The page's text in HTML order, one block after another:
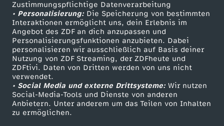
Zustimmungspflichtige Datenverarbeitung
• Personalisierung:Die Speicherung von bestimmten
Interaktionen ermöglicht uns, dein Erlebnis im
Angebot des ZDF an dich anzupassen und
Personalisierungsfunktionen anzubieten. Dabei
personalisieren wir ausschließlich auf Basis deiner
Nutzung von ZDF Streaming, der ZDFheute und
ZDFtivi. Daten von Dritten werden von uns nicht
verwendet.
• Social Media und externe Drittsysteme:Wir nutzen
Social-Media-Tools und Dienste von anderen
Anbietern. Unter anderem um das Teilen von Inhalten
zu ermöglichen.
Linsen-Bowl mit gebackener Rote Bete
Herunterladen
67 KB (PDF)
Maronencremesuppe mit Thymian-Crostini
Herunterladen
66 KB (PDF)
Beef Tri-Tip mit Süßkartoffel-Wedges